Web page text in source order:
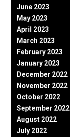
June 2023
May 2023
April 2023
March 2023
February 2023
January 2023
December 2022
November 2022
October 2022
September 2022
August 2022
July 2022